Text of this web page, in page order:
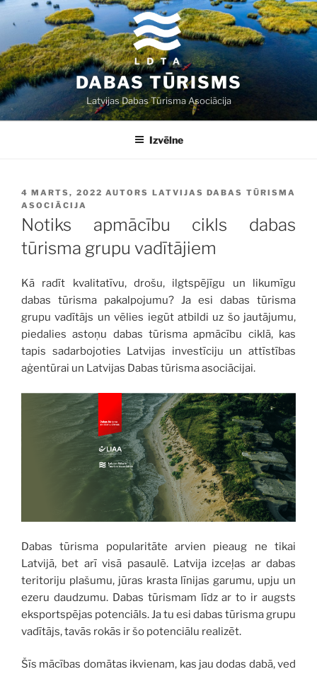
Doties
saturu
DABAS TŪRISMS
Latvijas Dabas Tūrisma Asociācija
Izvēlne
PUBLICĒTS
4 MARTS, 2022 AUTORS LATVIJAS DABAS TŪRISMA
ASOCIĀCIJA
Notiks apmācību cikls dabas
tūrisma grupu vadītājiem
Kā radīt kvalitatīvu, drošu, ilgtspējīgu un likumīgu
dabas tūrisma pakalpojumu? Ja esi dabas tūrisma
grupu vadītājs un vēlies iegūt atbildi uz šo jautājumu,
piedalies astoņu dabas tūrisma apmācību ciklā, kas
tapis sadarbojoties Latvijas investīciju un attīstības
aģentūrai un Latvijas Dabas tūrisma asociācijai.
Dabas tūrisma popularitāte arvien pieaug ne tikai
Latvijā, bet arī visā pasaulē. Latvija izceļas ar dabas
teritoriju plašumu, jūras krasta līnijas garumu, upju un
ezeru daudzumu. Dabas tūrismam līdz ar to ir augsts
eksportspējas potenciāls. Ja tu esi dabas tūrisma grupu
vadītājs, tavās rokās ir šo potenciālu realizēt.
Šīs mācības domātas ikvienam, kas jau dodas dabā, ved